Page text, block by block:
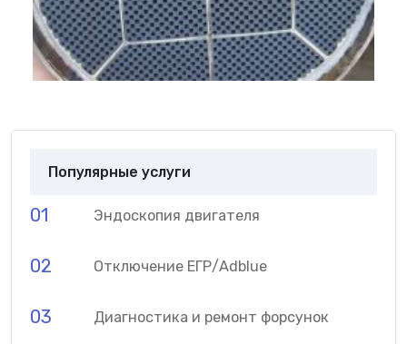
Популярные услуги
01 Эндоскопия двигателя
02 Отключение ЕГР/Adblue
03 Диагностика и ремонт форсунок